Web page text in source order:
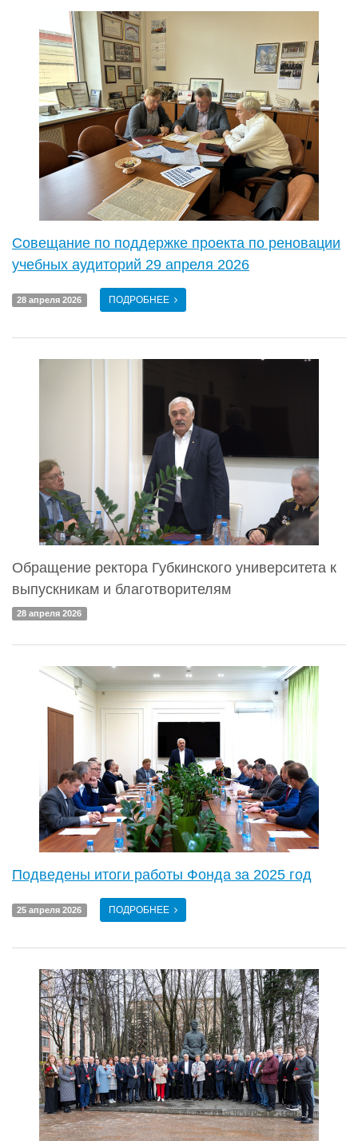
Совещание по поддержке проекта по реновации
учебных аудиторий 29 апреля 2026
28 апреля 2026 ПОДРОБНЕЕ
Обращение ректора Губкинского университета к
выпускникам и благотворителям
28 апреля 2026
Подведены итоги работы Фонда за 2025 год
25 апреля 2026 ПОДРОБНЕЕ